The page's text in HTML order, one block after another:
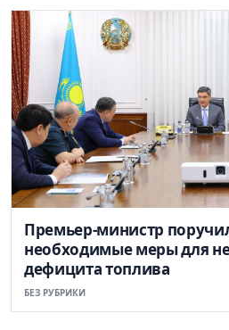
Премьер-министр
необходимые меры для
дефицита топлива
БЕЗ РУБРИКИ